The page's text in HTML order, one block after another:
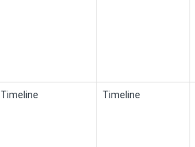
Timeline Timeline